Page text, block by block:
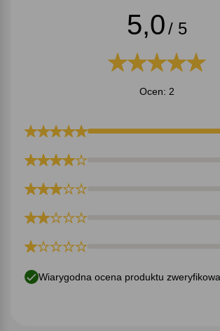
5,0/ 5
Ocen: 2
Wiarygodna ocena produktu